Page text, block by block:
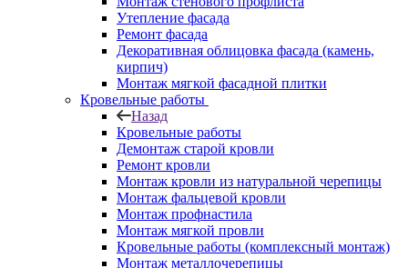
Утепление фасада
Ремонт фасада
Декоративная облицовка фасада (камень,
кирпич)
Монтаж мягкой фасадной плитки
Кровельные работы
Назад
Кровельные работы
Демонтаж старой кровли
Ремонт кровли
Монтаж кровли из натуральной черепицы
Монтаж фальцевой кровли
Монтаж профнастила
Монтаж мягкой провли
Кровельные работы (комплексный монтаж)
Монтаж металлочерепицы